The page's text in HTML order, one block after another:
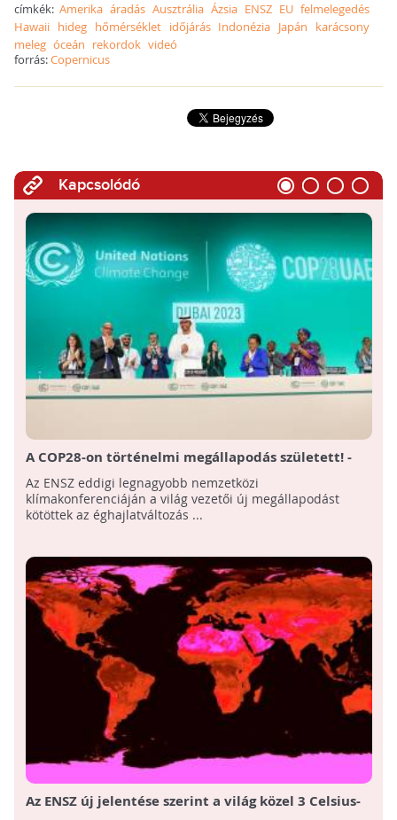
címkék: Amerika áradás Ausztrália Ázsia ENSZ EU felmelegedés
Hawaii hideg hőmérséklet időjárás Indonézia Japán
karácsony
meleg óceán rekordok videó
forrás:Copernicus
Kapcsolódó
A COP28-on történelmi megállapodás született! -
Összefoglaló az ENSZ 28. klímacsúcsáról
Az ENSZ eddigi legnagyobb nemzetközi
klímakonferenciáján a világ vezetői új megállapodást
kötöttek az éghajlatváltozás ...
Az ENSZ új jelentése szerint a világ közel 3 Celsius-